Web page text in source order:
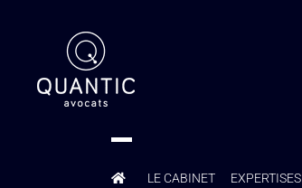
LE CABINET EXPERTISES